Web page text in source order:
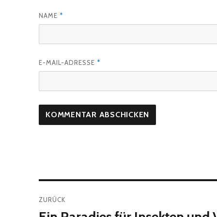
NAME *
E-MAIL-ADRESSE *
ZURÜCK
Vorheriger